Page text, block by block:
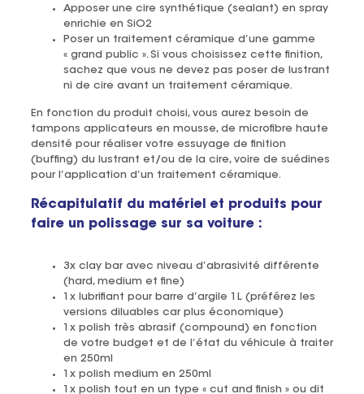
Apposer une cire synthétique (sealant) en spray
enrichie en SiO2
Poser un traitement céramique d’une gamme
« grand public ». Si vous choisissez cette finition,
sachez que vous ne devez pas poser de lustrant
ni de cire avant un traitement céramique.
En fonction du produit choisi, vous aurez besoin de
tampons applicateurs en mousse, de microfibre haute
densité pour réaliser votre essuyage de finition
(buffing) du lustrant et/ou de la cire, voire de suédines
pour l’application d’un traitement céramique.
Récapitulatif du matériel et produits pour
faire un polissage sur sa voiture :
3x clay bar avec niveau d’abrasivité différente
(hard, medium et fine)
1x lubrifiant pour barre d’argile 1L (préférez les
versions diluables car plus économique)
1x polish très abrasif (compound) en fonction
de votre budget et de l’état du véhicule à traiter
en 250ml
1x polish medium en 250ml
1x polish tout en un type « cut and finish » ou dit